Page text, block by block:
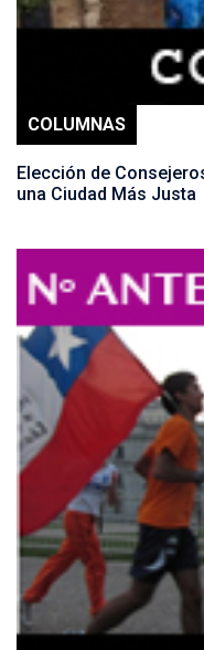
COLUMNAS
Elección de
una Ciudad Más Justa